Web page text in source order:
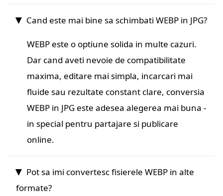
Cand este mai bine sa schimbati WEBP in JPG?
WEBP este o optiune solida in multe cazuri.
Dar cand aveti nevoie de compatibilitate
maxima, editare mai simpla, incarcari mai
fluide sau rezultate constant clare, conversia
WEBP in JPG este adesea alegerea mai buna -
in special pentru partajare si publicare
online.
Pot sa imi convertesc fisierele WEBP in alte
formate?